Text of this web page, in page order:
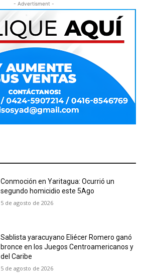
- Advertisment -
Conmoción en Yaritagua: Ocurrió un
segundo homicidio este 5Ago
5 de agosto de 2026
Sablista yaracuyano Eliécer Romero ganó
bronce en los Juegos Centroamericanos y
del Caribe
5 de agosto de 2026